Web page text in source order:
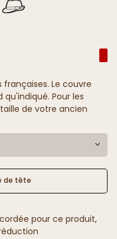
Le couvre
Pour les
de votre ancien
de tête
pour ce produit,